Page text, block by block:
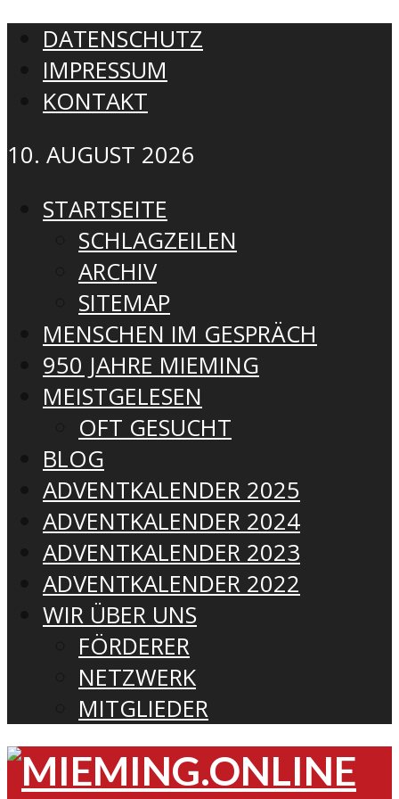
DATENSCHUTZ
IMPRESSUM
KONTAKT
10. AUGUST 2026
STARTSEITE
SCHLAGZEILEN
ARCHIV
SITEMAP
MENSCHEN IM GESPRÄCH
950 JAHRE MIEMING
MEISTGELESEN
OFT GESUCHT
BLOG
ADVENTKALENDER 2025
ADVENTKALENDER 2024
ADVENTKALENDER 2023
ADVENTKALENDER 2022
WIR ÜBER UNS
FÖRDERER
NETZWERK
MITGLIEDER